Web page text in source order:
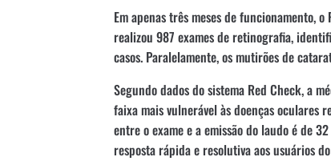
Em apenas três meses de funcionamento,
realizou 987 exames de retinografia,
casos. Paralelamente, os mutirões de
Segundo dados do sistema Red Check, a
faixa mais vulnerável às doenças oculares
entre o exame e a emissão do laudo é de
resposta rápida e resolutiva aos usuários